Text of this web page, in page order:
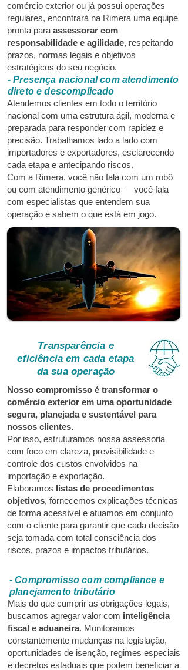
comércio exterior ou já possui operações
regulares, encontrará na Rimera uma equipe
pronta para assessorar com
responsabilidade e agilidade, respeitando
prazos, normas legais e objetivos
estratégicos do seu negócio.
- Presença nacional com atendimento
direto e descomplicado
Atendemos clientes em todo o território
nacional com uma estrutura ágil, moderna e
preparada para responder com rapidez e
precisão. Trabalhamos lado a lado com
importadores e exportadores, esclarecendo
cada etapa e antecipando riscos.
Com a Rimera, você não fala com um robô
ou com atendimento genérico — você fala
com especialistas que entendem sua
operação e sabem o que está em jogo.
Transparência e
eficiência em cada etapa
da sua operação
Nosso compromisso é transformar o
comércio exterior em uma oportunidade
segura, planejada e sustentável para
nossos clientes.
Por isso, estruturamos nossa assessoria
com foco em clareza, previsibilidade e
controle dos custos envolvidos na
importação e exportação.
Elaboramos listas de procedimentos
objetivos, fornecemos explicações técnicas
de forma acessível e atuamos em conjunto
com o cliente para garantir que cada decisão
seja tomada com total consciência dos
riscos, prazos e impactos tributários.
- Compromisso com compliance e
planejamento tributário
Mais do que cumprir as obrigações legais,
buscamos agregar valor com inteligência
fiscal e aduaneira. Monitoramos
constantemente mudanças na legislação,
oportunidades de isenção, regimes especiais
e decretos estaduais que podem beneficiar a